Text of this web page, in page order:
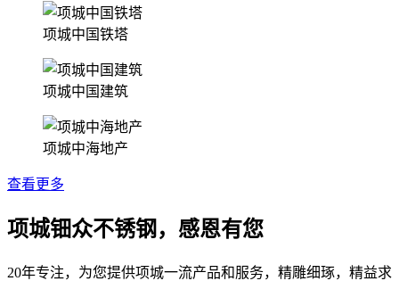
项城中国铁塔
项城中国建筑
项城中海地产
查看更多
项城钿众不锈钢，感恩有您
20年专注，为您提供项城一流产品和服务，精雕细琢，精益求